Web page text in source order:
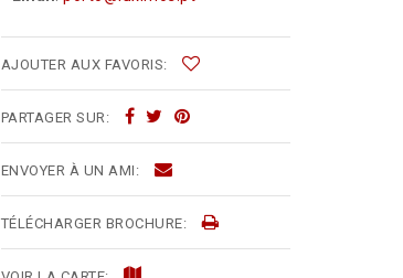
AJOUTER AUX FAVORIS:
PARTAGER SUR:
ENVOYER À UN AMI:
TÉLÉCHARGER BROCHURE: